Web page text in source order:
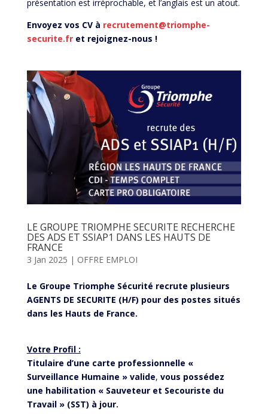
présentation est irréprochable, et l’anglais est un atout.
Envoyez vos CV à recrutement@triomphe-
securite.fret rejoignez-nous !
LE GROUPE TRIOMPHE SECURITE RECHERCHE
DES ADS ET SSIAP1 DANS LES HAUTS DE
FRANCE
3 Jan 2025 | OFFRE EMPLOI
Le Groupe Triomphe Sécurité recrute plusieurs
AGENTS DE SECURITE (H/F) pour des postes situés
dans les Hauts de France.
Votre Profil :
Titulaire d’une carte professionnelle «
Surveillance Humaine » valide, vous possédez
une habilitation « Sauveteur et Secouriste du
Travail » (SST) à jour.